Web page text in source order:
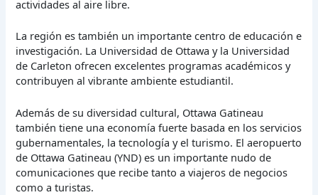
actividades al aire libre.
La región es también un importante centro de educación e
investigación. La Universidad de Ottawa y la Universidad
de Carleton ofrecen excelentes programas académicos y
contribuyen al vibrante ambiente estudiantil.
Además de su diversidad cultural, Ottawa Gatineau
también tiene una economía fuerte basada en los servicios
gubernamentales, la tecnología y el turismo. El aeropuerto
de Ottawa Gatineau (YND) es un importante nudo de
comunicaciones que recibe tanto a viajeros de negocios
como a turistas.